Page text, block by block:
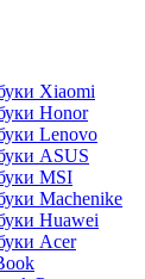
Xiaomi
Honor
Lenovo
ASUS
MSI
Machenike
Huawei
Acer